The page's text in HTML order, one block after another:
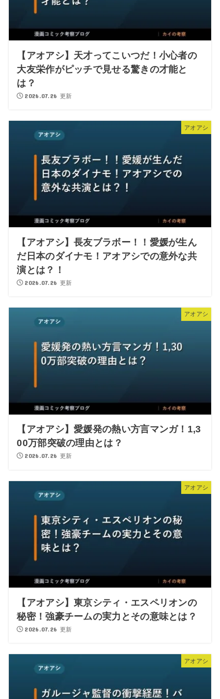
【アオアシ】天才ってこいつだ！小心者の
大友栄作がピッチで見せる驚きの才能と
は？
2026.07.26 更新
アオアシ
【アオアシ】長友ブラボー！！愛媛が生ん
だ日本のダイナモ！アオアシでの意外な共
演とは？！
2026.07.26 更新
アオアシ
【アオアシ】愛媛発の熱い方言マンガ！1,3
00万部突破の理由とは？
2026.07.26 更新
アオアシ
【アオアシ】東京シティ・エスペリオンの
秘密！強豪チームの実力とその意味とは？
2026.07.26 更新
アオアシ